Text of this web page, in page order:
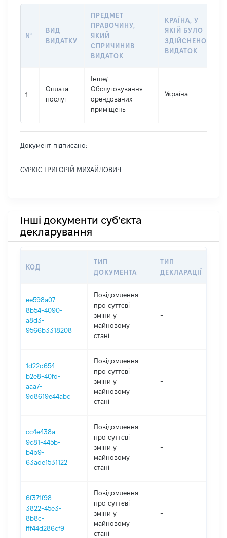
№
ВИД
ВИДАТКУ
ПРЕДМЕТ
ПРАВОЧИНУ,
ЯКИЙ
СПРИЧИНИВ
ВИДАТОК
КРАЇНА, У
ЯКІЙ БУЛО
ЗДІЙСНЕНО
ВИДАТОК
1
Оплата
послуг
Інше/
Обслуговування
орендованих
приміщень
Україна
Документ підписано:
СУРКІС ГРИГОРІЙ МИХАЙЛОВИЧ
Інші документи суб'єкта
декларування
КОД
ТИП
ДОКУМЕНТА
ТИП
ДЕКЛАРАЦІЇ
ee598a07-
8b54-4090-
a8d3-
9566b3318208
Повідомлення
про суттєві
зміни y
майновому
стані
-
1d22d654-
b2e8-40fd-
aaa7-
9d8619e44abc
Повідомлення
про суттєві
зміни y
майновому
стані
-
cc4e438a-
9c81-445b-
b4b9-
63ade1531122
Повідомлення
про суттєві
зміни y
майновому
стані
-
6f371f98-
3822-45e3-
8b8c-
fff44d286cf9
Повідомлення
про суттєві
зміни y
майновому
стані
-